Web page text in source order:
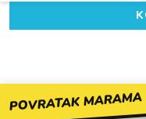
POVRATAK MARAMA